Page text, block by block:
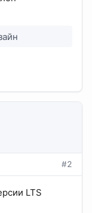
#2
LTS